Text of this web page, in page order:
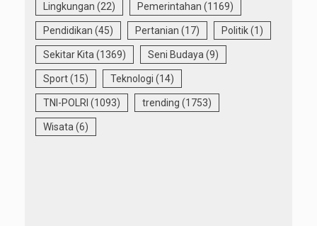
Lingkungan (22) Pemerintahan (1169)
Pendidikan (45) Pertanian (17) Politik(1)
Sekitar Kita(1369) Seni Budaya(9)
Sport(15) Teknologi (14)
TNI-POLRI (1093) trending (1753)
Wisata(6)